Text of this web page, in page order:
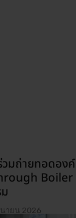
วมถ่ายทอดองค์
Boiler
ายน 2026